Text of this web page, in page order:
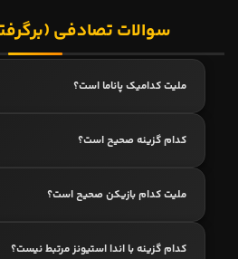
سوالات تصادفی
ملیت کدامیک پاناما است؟
کدام گزینه صحیح است؟
ملیت کدام بازیکن صحیح است؟
کدام گزینه با اندا استیونز مرتبط نیست؟